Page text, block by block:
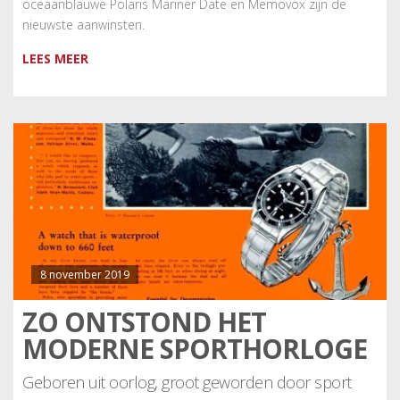
oceaanblauwe Polaris Mariner Date en Memovox zijn de
nieuwste aanwinsten.
LEES MEER
8 november 2019
ZO ONTSTOND HET
MODERNE SPORTHORLOGE
Geboren uit oorlog, groot geworden door sport